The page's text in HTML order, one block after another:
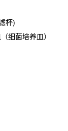
杯)
细菌培养皿）